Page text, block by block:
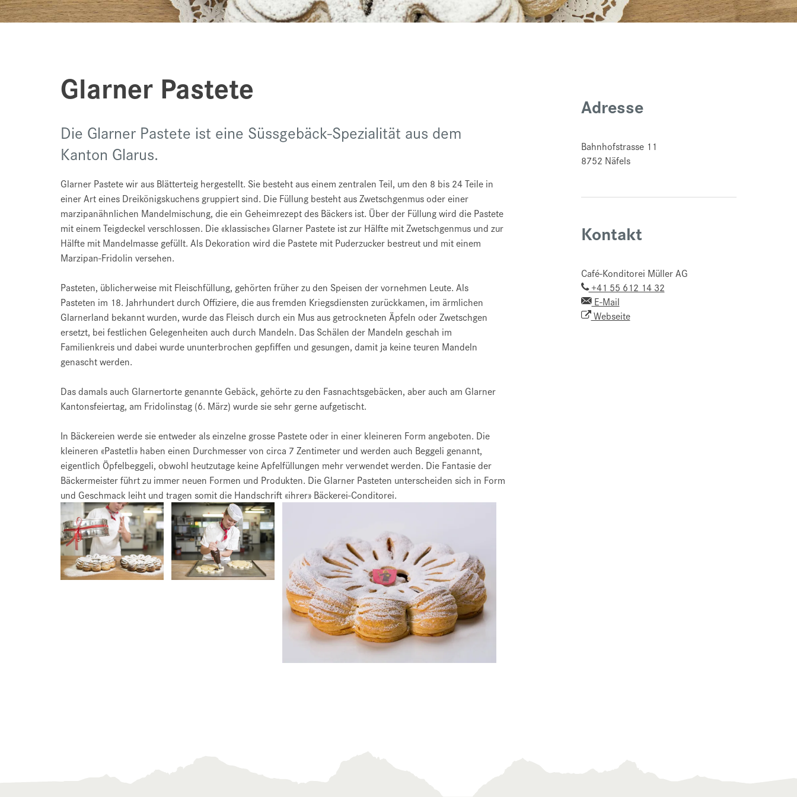
Glarner Pastete
Die Glarner Pastete ist eine Süssgebäck-Spezialität aus dem
Kanton Glarus.
Glarner Pastete wir aus Blätterteig hergestellt. Sie besteht aus einem zentralen Teil, um den 8 bis 24 Teile in
einer Art eines Dreikönigskuchens gruppiert sind. Die Füllung besteht aus Zwetschgenmus oder einer
marzipanähnlichen Mandelmischung, die ein Geheimrezept des Bäckers ist. Über der Füllung wird die Pastete
mit einem Teigdeckel verschlossen. Die «klassische» Glarner Pastete ist zur Hälfte mit Zwetschgenmus und zur
Hälfte mit Mandelmasse gefüllt. Als Dekoration wird die Pastete mit Puderzucker bestreut und mit einem
Marzipan-Fridolin versehen.
Pasteten, üblicherweise mit Fleischfüllung, gehörten früher zu den Speisen der vornehmen Leute. Als
Pasteten im 18. Jahrhundert durch Offiziere, die aus fremden Kriegsdiensten zurückkamen, im ärmlichen
Glarnerland bekannt wurden, wurde das Fleisch durch ein Mus aus getrockneten Äpfeln oder Zwetschgen
ersetzt, bei festlichen Gelegenheiten auch durch Mandeln. Das Schälen der Mandeln geschah im
Familienkreis und dabei wurde ununterbrochen gepfiffen und gesungen, damit ja keine teuren Mandeln
genascht werden.
Das damals auch Glarnertorte genannte Gebäck, gehörte zu den Fasnachtsgebäcken, aber auch am Glarner
Kantonsfeiertag, am Fridolinstag (6. März) wurde sie sehr gerne aufgetischt.
In Bäckereien werde sie entweder als einzelne grosse Pastete oder in einer kleineren Form angeboten. Die
kleineren «Pastetli» haben einen Durchmesser von circa 7 Zentimeter und werden auch Beggeli genannt,
eigentlich Öpfelbeggeli, obwohl heutzutage keine Apfelfüllungen mehr verwendet werden. Die Fantasie der
Bäckermeister führt zu immer neuen Formen und Produkten. Die Glarner Pasteten unterscheiden sich in Form
und Geschmack leiht und tragen somit die Handschrift «ihrer» Bäckerei-Conditorei.
Adresse
Bahnhofstrasse 11
8752 Näfels
Kontakt
Café-Konditorei Müller AG
+41 55 612 14 32
E-Mail
Webseite